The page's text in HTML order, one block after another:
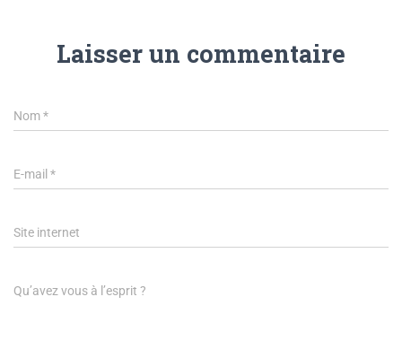
Laisser un commentaire
Nom*
E-mail *
Site internet
Qu’avez vous à l’esprit ?